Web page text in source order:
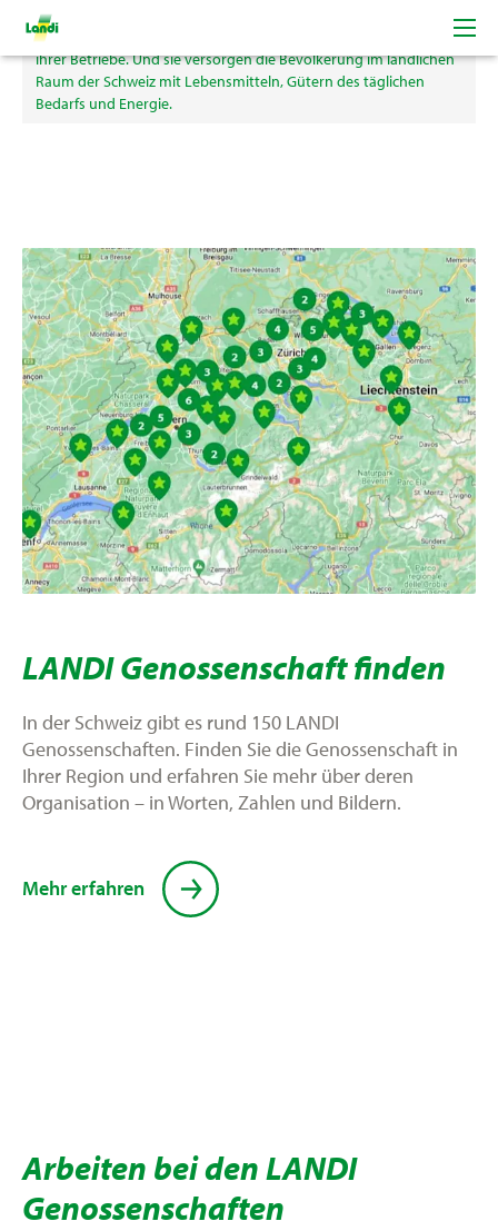
Die LANDI Genossenschaften unterstützen die Schweizer
Bäuerinnen und Bauern bei der wirtschaftlichen Entwicklung
ihrer Betriebe. Und sie versorgen die Bevölkerung im ländlichen
Raum der Schweiz mit Lebensmitteln, Gütern des täglichen
Bedarfs und Energie.
LANDI Genossenschaft finden
In der Schweiz gibt es rund 150 LANDI
Genossenschaften. Finden Sie die Genossenschaft in
Ihrer Region und erfahren Sie mehr über deren
Organisation – in Worten, Zahlen und Bildern.
Mehr erfahren
Arbeiten bei den LANDI
Genossenschaften